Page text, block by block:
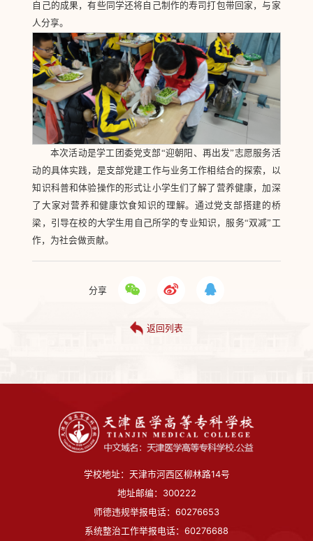
自己的成果，有些同学还将自己制作的寿司打包带回家，与家
人分享。
本次活动是学工团委党支部“迎朝阳、再出发”志愿服务活
动的具体实践，是支部党建工作与业务工作相结合的探索，以
知识科普和体验操作的形式让小学生们了解了营养健康，加深
了大家对营养和健康饮食知识的理解。通过党支部搭建的桥
梁，引导在校的大学生用自己所学的专业知识，服务“双减”工
作，为社会做贡献。
分享
返回列表
学校地址：天津市河西区柳林路14号
地址邮编：300222
师德违规举报电话：60276653
系统整治工作举报电话：60276688